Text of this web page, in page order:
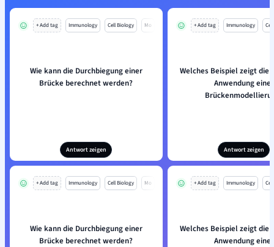
+ Add tag Immunology Cell Biology Mo
Wie kann die Durchbiegung einer
Brücke berechnet werden?
Antwort zeigen
+ Add tag Immunology
Welches Beispiel zeigt die
Anwendung einer
Antwort zeigen
+ Add tag Immunology Cell Biology Mo
Wie kann die Durchbiegung einer
Brücke berechnet werden?
+ Add tag Immunology
Welches Beispiel zeigt die
Anwendung einer